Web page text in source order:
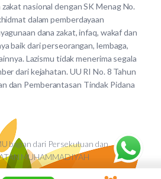
nasional dengan SK Menag No.
dalam pemberdayaan
dana zakat, infaq, wakaf dan
baik dari perseorangan, lembaga,
Lazismu tidak menerima segala
dari kejahatan. UU RI No. 8 Tahun
dan Pemberantasan Tindak Pidana
bagian dari Persekutuan dan
MUHAMMADIYAH